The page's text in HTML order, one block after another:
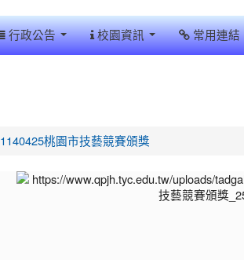
行政公告 校園資訊 常用連結
1140425桃園市技藝競賽頒獎